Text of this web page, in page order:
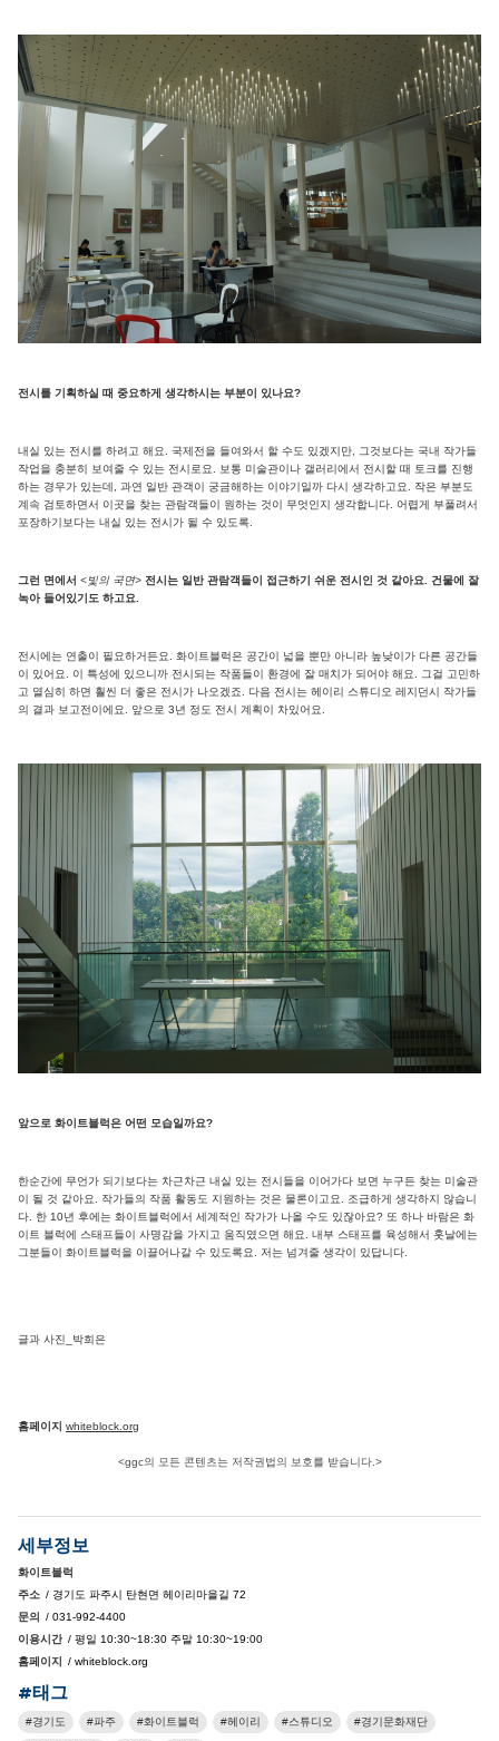
전시를 기획하실 때 중요하게 생각하시는 부분이 있나요?
내실 있는 전시를 하려고 해요. 국제전을 들여와서 할 수도 있겠지만, 그것보다는 국내 작가들
작업을 충분히 보여줄 수 있는 전시로요. 보통 미술관이나 갤러리에서 전시할 때 토크를 진행
하는 경우가 있는데, 과연 일반 관객이 궁금해하는 이야기일까 다시 생각하고요. 작은 부분도
계속 검토하면서 이곳을 찾는 관람객들이 원하는 것이 무엇인지 생각합니다. 어렵게 부풀려서
포장하기보다는 내실 있는 전시가 될 수 있도록.
그런 면에서 <빛의 국면> 전시는 일반 관람객들이 접근하기 쉬운 전시인 것 같아요. 건물에 잘
녹아 들어있기도 하고요.
전시에는 연출이 필요하거든요. 화이트블럭은 공간이 넓을 뿐만 아니라 높낮이가 다른 공간들
이 있어요. 이 특성에 있으니까 전시되는 작품들이 환경에 잘 매치가 되어야 해요. 그걸 고민하
고 열심히 하면 훨씬 더 좋은 전시가 나오겠죠. 다음 전시는 헤이리 스튜디오 레지던시 작가들
의 결과 보고전이에요. 앞으로 3년 정도 전시 계획이 차있어요.
앞으로 화이트블럭은 어떤 모습일까요?
한순간에 무언가 되기보다는 차근차근 내실 있는 전시들을 이어가다 보면 누구든 찾는 미술관
이 될 것 같아요. 작가들의 작품 활동도 지원하는 것은 물론이고요. 조급하게 생각하지 않습니
다. 한 10년 후에는 화이트블럭에서 세계적인 작가가 나올 수도 있잖아요? 또 하나 바람은 화
이트 블럭에 스태프들이 사명감을 가지고 움직였으면 해요. 내부 스태프를 육성해서 훗날에는
그분들이 화이트블럭을 이끌어나갈 수 있도록요. 저는 넘겨줄 생각이 있답니다.
글과 사진_박희은
홈페이지 whiteblock.org
<ggc의 모든 콘텐츠는 저작권법의 보호를 받습니다.>
세부정보
화이트블럭
주소 / 경기도 파주시 탄현면 헤이리마을길 72
문의
/ 031-992-4400
이용시간 / 평일 10:30~18:30 주말 10:30~19:00
홈페이지
/ whiteblock.org
#태그
경기도 파주 화이트블럭 헤이리 스튜디오 경기문화재단